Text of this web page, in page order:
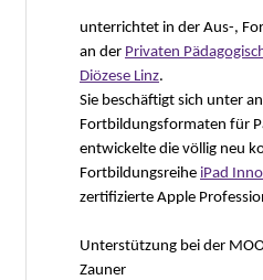
unterrichtet in der Aus-,
an der Privaten
Diözese Linz.
Sie beschäftigt sich unter
Fortbildungsformaten für
entwickelte die völlig neu
Fortbildungsreihe iPad
zertifizierte Apple
Unterstützung bei der
Zauner